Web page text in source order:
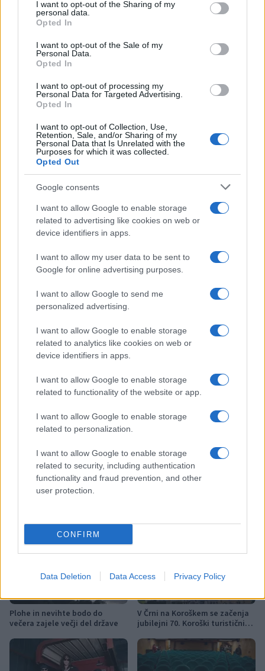
not limited to your visit or usage behaviour. You may click to
grant or deny consent to Google and its third-party tags to
use your data for below specified purposes in below Google
consent section.
I want to opt-out of the Sharing of my
personal data.
Opted In
I want to opt-out of the Sale of my
Personal Data.
Opted In
I want to opt-out of processing my
Personal Data for Targeted Advertising.
Opted In
I want to opt-out of Collection, Use,
Retention, Sale, and/or Sharing of my
Personal Data that Is Unrelated with the
Purposes for which it was collected.
Opted Out
Google consents
I want to allow Google to enable storage
related to advertising like cookies on web or
device identifiers in apps.
I want to allow my user data to be sent to
Google for online advertising purposes.
I want to allow Google to send me
personalized advertising.
I want to allow Google to enable storage
related to analytics like cookies on web or
device identifiers in apps.
I want to allow Google to enable storage
related to functionality of the website or app.
I want to allow Google to enable storage
related to personalization.
I want to allow Google to enable storage
related to security, including authentication
functionality and fraud prevention, and other
user protection.
CONFIRM
Data Deletion Data Access Privacy Policy
Slovenj Gradec
Dravograd
Ravne na Koroškem
Prevalje
Mežica Črna na Koroškem
Vuzenica
Ribnica na Pohorju
Kategorije: Novice Novice Novice
Novice
Novice
Ključne besede: kmetija
ugodno
Več iz kraja Slovenj Gradec
Festivalu SHOTS prestavljen na
Slovenj Gradec: Filmske
premiere, napete zgodbe in
počitniški kino
Freestyle navdušuje s poletno
prilagojenimi cenami koles
Vlom v hišo pri Slovenj Gradcu,
lastniki ostali brez orodja in
modema
Več iz kategorije Novice
Plohe in nevihte bodo do
večera zajele večji del države
V Črni na Koroškem se začenja
jubilejni 70. Koroški turistični